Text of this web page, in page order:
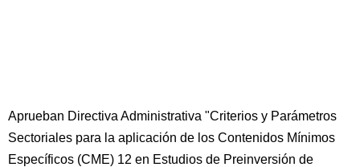
Aprueban Directiva Administrativa "Criterios y Parámetros
Sectoriales para la aplicación de los Contenidos Mínimos
Específicos (CME) 12 en Estudios de Preinversión de